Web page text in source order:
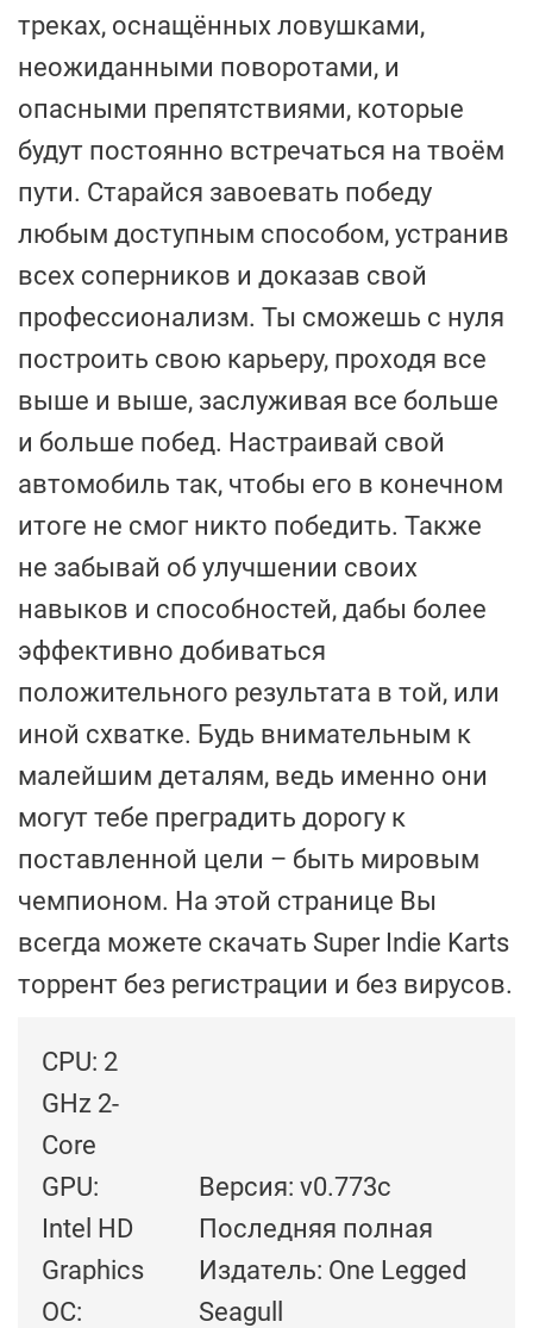
треках, оснащённых ловушками,
неожиданными поворотами, и
опасными препятствиями, которые
будут постоянно встречаться на твоём
пути. Старайся завоевать победу
любым доступным способом, устранив
всех соперников и доказав свой
профессионализм. Ты сможешь с нуля
построить свою карьеру, проходя все
выше и выше, заслуживая все больше
и больше побед. Настраивай свой
автомобиль так, чтобы его в конечном
итоге не смог никто победить. Также
не забывай об улучшении своих
навыков и способностей, дабы более
эффективно добиваться
положительного результата в той, или
иной схватке. Будь внимательным к
малейшим деталям, ведь именно они
могут тебе преградить дорогу к
поставленной цели – быть мировым
чемпионом. На этой странице Вы
всегда можете скачать Super Indie Karts
торрент без регистрации и без вирусов.
CPU: 2
GHz 2-
Core
GPU:
Intel HD
Graphics
ОС:
Версия: v0.773c
Последняя полная
Издатель: One Legged
Seagull